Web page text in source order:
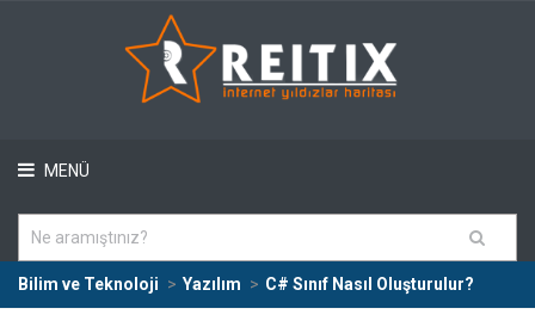
MENÜ
Bilim ve Teknoloji Yazılım C# Sınıf Nasıl Oluşturulur?